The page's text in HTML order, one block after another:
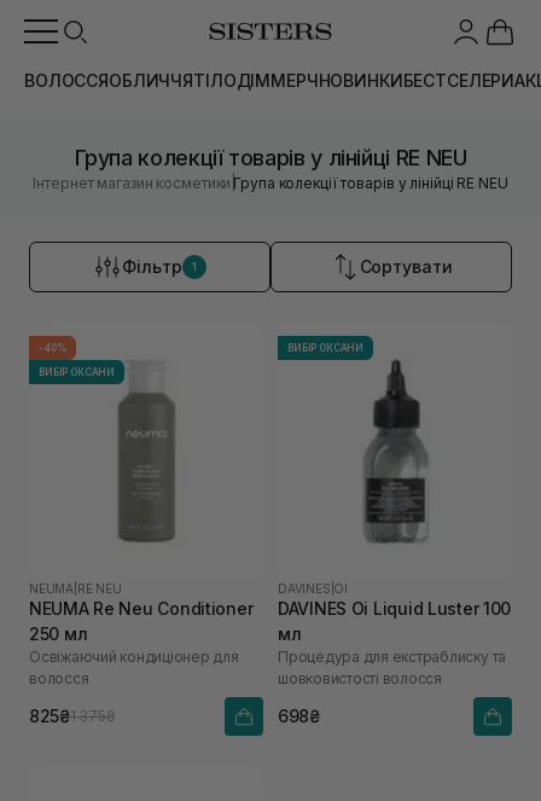
ВОЛОССЯОБЛИЧЧЯТІЛОДІММЕРЧНОВИНКИБЕСТСЕЛЕРИ
Група колекції товарів у лінійці RE NEU
Інтернет магазин косметики |Група колекції товарів у лінійці RE NEU
Фільтр 1 Сортувати
-40%
ВИБІР ОКСАНИ
NEUMA RE NEU
NEUMA Re Neu Conditioner
250 мл
Освіжаючий кондиціонер для
волосся
825₴1 375₴
ВИБІР ОКСАНИ
DAVINES OI
DAVINES Oi Liquid Luster 100
мл
Процедура для екстраблиску та
шовковистості волосся
698₴